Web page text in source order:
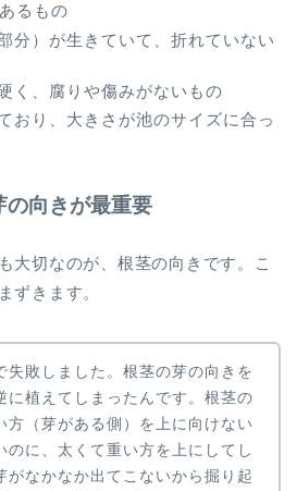
るもの
分）が生きていて、折れていない
く、腐りや傷みがないもの
おり、大きさが池のサイズに合っ
の向きが最重要
大切なのが、根茎の向きです。こ
ずきます。
失敗しました。根茎の芽の向きを
に植えてしまったんです。根茎の
方（芽がある側）を上に向けない
のに、太くて重い方を上にしてし
がなかなか出てこないから掘り起